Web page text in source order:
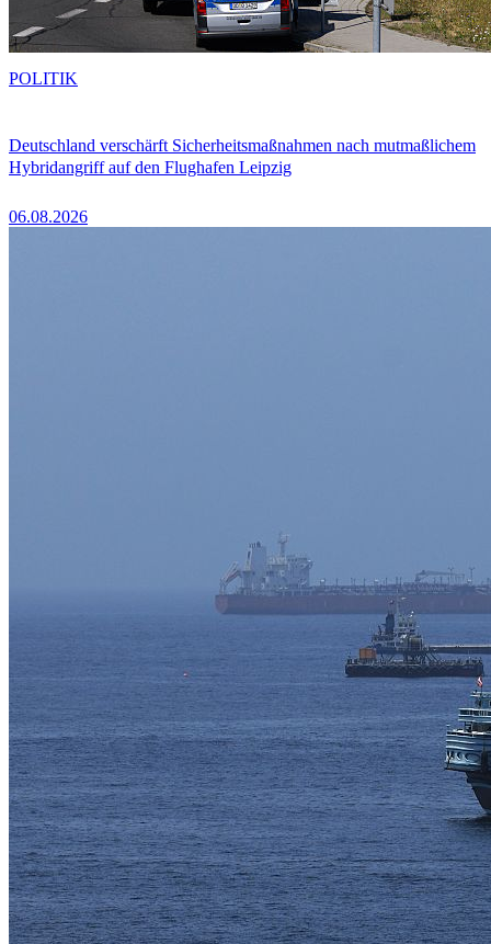
Deutschland verschärft Sicherheitsmaßnahmen nach mutmaßlichem
Hybridangriff auf den Flughafen Leipzig
06.08.2026
POLITIK